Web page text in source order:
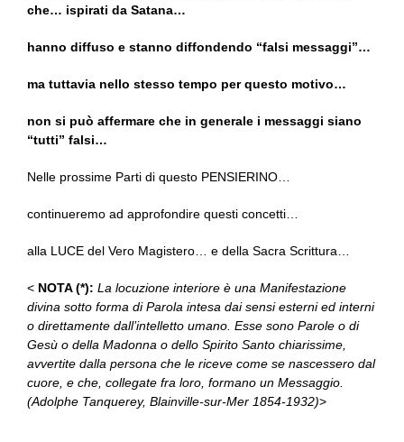
che… ispirati da Satana…
hanno diffuso e stanno diffondendo “falsi messaggi”…
ma tuttavia nello stesso tempo per questo motivo…
non si può affermare che in generale i messaggi siano
“tutti” falsi…
Nelle prossime Parti di questo PENSIERINO…
continueremo ad approfondire questi concetti…
alla LUCE del Vero Magistero… e della Sacra Scrittura…
< NOTA (*): La locuzione interiore è una Manifestazione
divina sotto forma di Parola intesa dai sensi esterni ed interni
o direttamente dall’intelletto umano. Esse sono Parole o di
Gesù o della Madonna o dello Spirito Santo chiarissime,
avvertite dalla persona che le riceve come se nascessero dal
cuore, e che, collegate fra loro, formano un Messaggio.
(Adolphe Tanquerey, Blainville-sur-Mer 1854-1932)>